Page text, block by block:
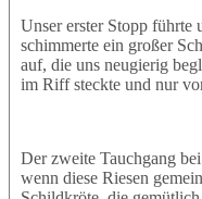
Unser erster Stopp führte
schimmerte ein großer
auf, die uns neugierig
im Riff steckte und nur
Der zweite Tauchgang
wenn diese Riesen